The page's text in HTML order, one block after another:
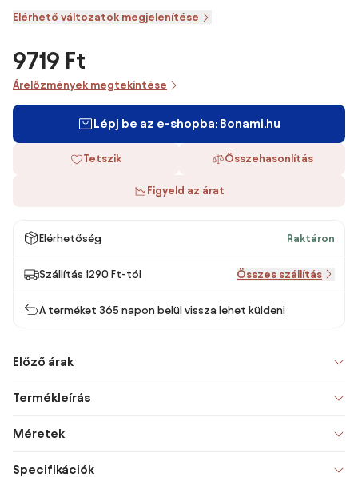
Elérhető változatok megjelenítése
9719 Ft
Árelőzmények megtekintése
Lépj be az e-shopba: Bonami.hu
Tetszik Összehasonlítás
Figyeld az árat
Elérhetőség Raktáron
Szállítás 1290 Ft-tól Összes szállítás
A terméket 365 napon belül vissza lehet küldeni
Előző árak
Termékleírás
Méretek
Specifikációk